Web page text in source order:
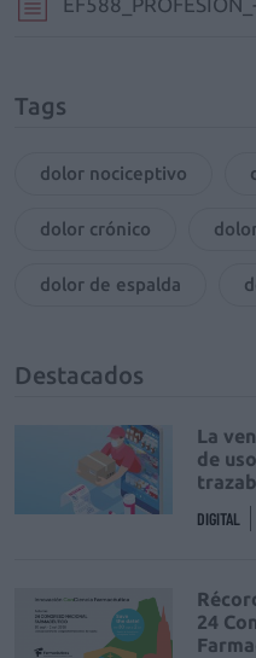
Tags
dolor nociceptivo
dolor crónico
dolor de espalda
Destacados
La
de
DIGITAL
24